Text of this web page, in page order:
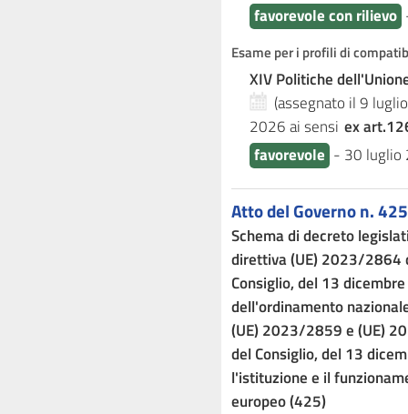
favorevole con rilievo
Esame per i profili di
XIV Politiche
(assegnato il 9
2026ai sensi ex
favorevole - 30 luglio
Atto del Governo n. 425
Schema di decreto
direttiva (UE) 2023/2864
Consiglio, del 13
dell'ordinamento
(UE) 2023/2859 e (UE)
del Consiglio, del 13
l'istituzione e il
europeo (425)